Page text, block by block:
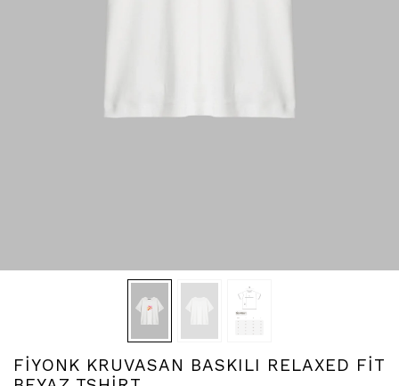
FİYONK KRUVASAN BASKILI RELAXED FİT